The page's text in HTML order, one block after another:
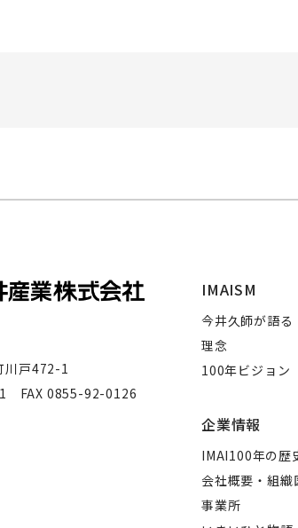
川戸472-1
FAX 0855-92-0126
IMAISM
今井久師が語る
理念
100年ビジョン
企業情報
IMAI100年の歴
会社概要・組織
事業所